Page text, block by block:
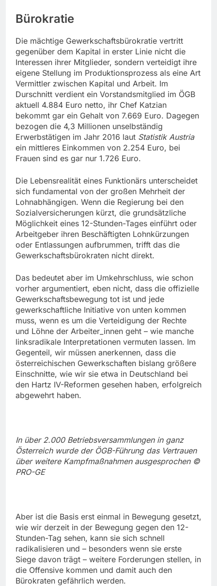
Bürokratie
Die mächtige Gewerkschaftsbürokratie vertritt
gegenüber dem Kapital in erster Linie nicht die
Interessen ihrer Mitglieder, sondern verteidigt ihre
eigene Stellung im Produktionsprozess als eine Art
Vermittler zwischen Kapital und Arbeit. Im
Durschnitt verdient ein Vorstandsmitglied im ÖGB
aktuell 4.884 Euro netto, ihr Chef Katzian
bekommt gar ein Gehalt von 7.669 Euro. Dagegen
bezogen die 4,3 Millionen unselbständig
Erwerbstätigen im Jahr 2016 laut Statistik Austria
ein mittleres Einkommen von 2.254 Euro, bei
Frauen sind es gar nur 1.726 Euro.
Die Lebensrealität eines Funktionärs unterscheidet
sich fundamental von der großen Mehrheit der
Lohnabhängigen. Wenn die Regierung bei den
Sozialversicherungen kürzt, die grundsätzliche
Möglichkeit eines 12-Stunden-Tages einführt oder
Arbeitgeber ihren Beschäftigten Lohnkürzungen
oder Entlassungen aufbrummen, trifft das die
Gewerkschaftsbürokraten nicht direkt.
Das bedeutet aber im Umkehrschluss, wie schon
vorher argumentiert, eben nicht, dass die offizielle
Gewerkschaftsbewegung tot ist und jede
gewerkschaftliche Initiative von unten kommen
muss, wenn es um die Verteidigung der Rechte
und Löhne der Arbeiter_innen geht – wie manche
linksradikale Interpretationen vermuten lassen. Im
Gegenteil, wir müssen anerkennen, dass die
österreichischen Gewerkschaften bislang größere
Einschnitte, wie wir sie etwa in Deutschland bei
den Hartz IV-Reformen gesehen haben, erfolgreich
abgewehrt haben.
In über 2.000 Betriebsversammlungen in ganz
Österreich wurde der ÖGB-Führung das Vertrauen
über weitere Kampfmaßnahmen ausgesprochen ©
PRO-GE
Aber ist die Basis erst einmal in Bewegung gesetzt,
wie wir derzeit in der Bewegung gegen den 12-
Stunden-Tag sehen, kann sie sich schnell
radikalisieren und – besonders wenn sie erste
Siege davon trägt – weitere Forderungen stellen, in
die Offensive kommen und damit auch den
Bürokraten gefährlich werden.